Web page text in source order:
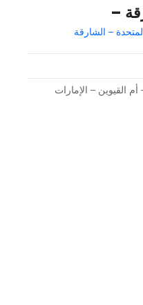
–
– الشارقة
القيوين – الإمارات